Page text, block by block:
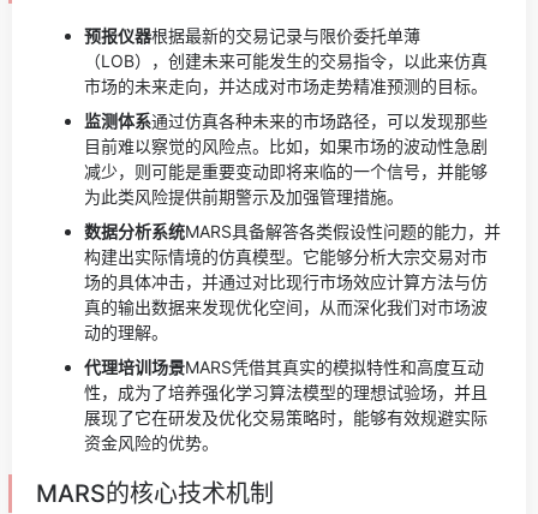
预报仪器根据最新的交易记录与限价委托单薄
（LOB），创建未来可能发生的交易指令，以此来仿真
市场的未来走向，并达成对市场走势精准预测的目标。
监测体系通过仿真各种未来的市场路径，可以发现那些
目前难以察觉的风险点。比如，如果市场的波动性急剧
减少，则可能是重要变动即将来临的一个信号，并能够
为此类风险提供前期警示及加强管理措施。
数据分析系统MARS具备解答各类假设性问题的能力，并
构建出实际情境的仿真模型。它能够分析大宗交易对市
场的具体冲击，并通过对比现行市场效应计算方法与仿
真的输出数据来发现优化空间，从而深化我们对市场波
动的理解。
代理培训场景MARS凭借其真实的模拟特性和高度互动
性，成为了培养强化学习算法模型的理想试验场，并且
展现了它在研发及优化交易策略时，能够有效规避实际
资金风险的优势。
MARS的核心技术机制